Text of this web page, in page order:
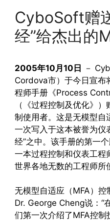
CyboSoft赠
经”给杰出的
2005年10月10日 －
Cordova市）于今日宣布
程师手册《Process
（《过程控制及优化》
制使用者。这是无模型自
一次写入于这本被誉为仪
经”之中。该手册的第一
一本过程控制和仪表工程
世界各地无数的工程师所
无模型自适应（MFA）
Dr. George Cheng说：“
们第一次介绍了MFA控